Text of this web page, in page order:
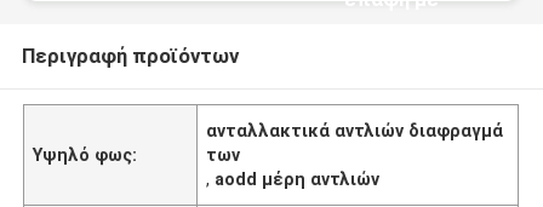
Περιγραφή προϊόντων
Υψηλό φως:
ανταλλακτικά αντλιών διαφραγμά
των
, aodd μέρη αντλιών